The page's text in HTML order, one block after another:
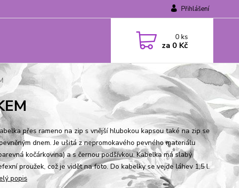
Přihlášení
0ks
za 0 Kč
přes rameno na zip s vnější hlubokou kapsou také na zip se
dnem. Je ušitá z nepromokavého pevného materiálu
kočárkovina) a s černou podšívkou. Kabelka má slabý
proužek, což je vidět na foto. Do kabelky se vejde láhev 1,5 l.
popis